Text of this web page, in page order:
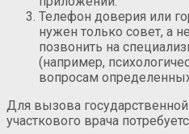
Телефон доверия или
нужен только совет, а
позвонить на
(например,
вопросам
Для вызова
участкового врача